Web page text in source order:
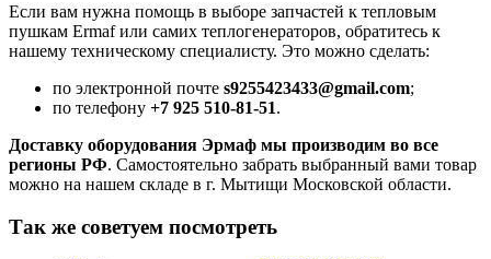
Если вам нужна помощь в выборе запчастей к тепловым
пушкам Ermaf или самих теплогенераторов, обратитесь к
нашему техническому специалисту. Это можно сделать:
по электронной почте s9255423433@gmail.com;
по телефону +7 925 510-81-51.
Доставку оборудования Эрмаф мы производим во все
регионы РФ. Самостоятельно забрать выбранный вами товар
можно на нашем складе в г. Мытищи Московской области.
Так же советуем посмотреть